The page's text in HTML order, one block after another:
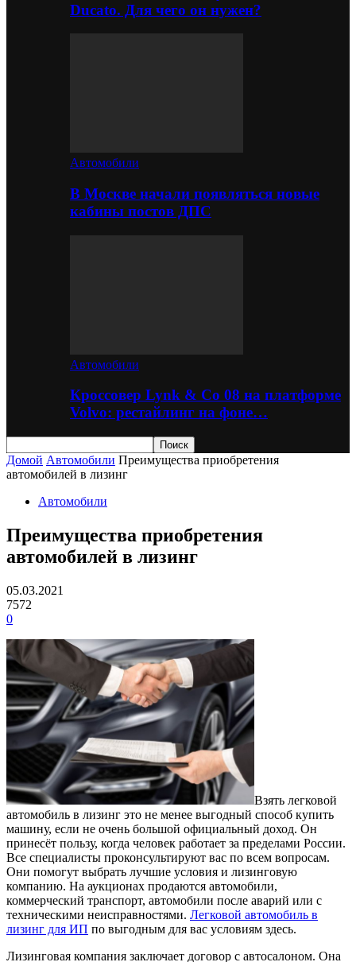
Ducato. Для чего он нужен?
Автомобили
В Москве начали появляться новые
кабины постов ДПС
Автомобили
Кроссовер Lynk & Co 08 на платформе
Volvo: рестайлинг на фоне…
Домой Автомобили Преимущества приобретения
автомобилей в лизинг
Автомобили
Преимущества приобретения
автомобилей в лизинг
05.03.2021
7572
0
Взять легковой
автомобиль в лизинг это не менее выгодный способ купить
машину, если не очень большой официальный доход. Он
принесёт пользу, когда человек работает за пределами России.
Все специалисты проконсультируют вас по всем вопросам.
Они помогут выбрать лучшие условия и лизинговую
компанию. На аукционах продаются автомобили,
коммерческий транспорт, автомобили после аварий или с
техническими неисправностями. Легковой автомобиль в
лизинг для ИП по выгодным для вас условиям здесь.
Лизинговая компания заключает договор с автосалоном. Она